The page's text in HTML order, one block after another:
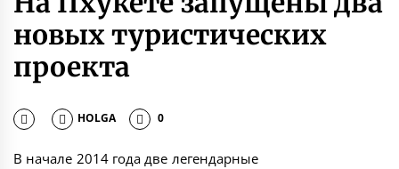
новых туристических
проекта
HOLGA 0
В начале 2014 года две легендарные